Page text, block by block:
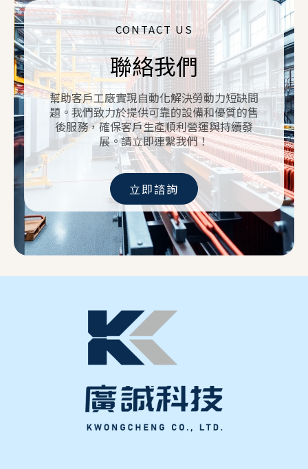
CONTACT US
聯絡我們
幫助客戶工廠實現自動化解決勞動力短缺問
題。我們致力於提供可靠的設備和優質的售
後服務，確保客戶生產順利營運與持續發
展。請立即連繫我們！
立即諮詢